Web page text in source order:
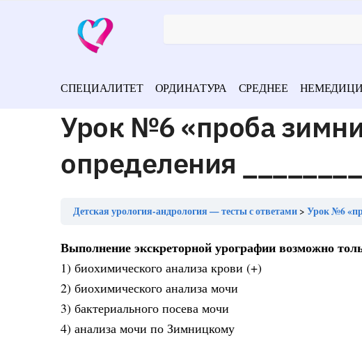
СПЕЦИАЛИТЕТ ОРДИНАТУРА СРЕДНЕЕ
Урок №6 «проба
определения
Детская урология-андрология — тесты с ответами Урок №6
Выполнение экскреторной урографии возможно
1) биохимического анализа крови (+)
2) биохимического анализа мочи
3) бактериального посева мочи
4) анализа мочи по Зимницкому